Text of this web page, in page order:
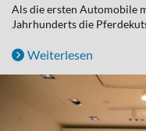
Als die ersten Automobile
Jahrhunderts die
Weiterlesen